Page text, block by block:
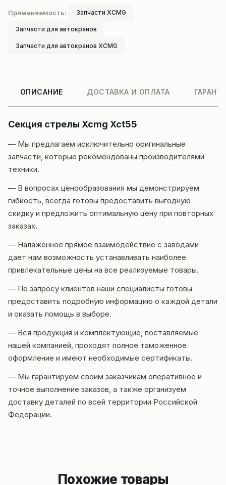
Применяемость: Запчасти XCMG
Запчасти для автокранов
Запчасти для автокранов XCMG
ОПИСАНИЕ ДОСТАВКА И ОПЛАТА
Секция стрелы Xcmg Xct55
— Мы предлагаем исключительно оригинальные
запчасти, которые рекомендованы производителями
техники.
— В вопросах ценообразования мы демонстрируем
гибкость, всегда готовы предоставить выгодную
скидку и предложить оптимальную цену при повторных
заказах.
— Налаженное прямое взаимодействие с заводами
дает нам возможность устанавливать наиболее
привлекательные цены на все реализуемые товары.
— По запросу клиентов наши специалисты готовы
предоставить подробную информацию о каждой детали
и оказать помощь в выборе.
— Вся продукция и комплектующие, поставляемые
нашей компанией, проходят полное таможенное
оформление и имеют необходимые сертификаты.
— Мы гарантируем своим заказчикам оперативное и
точное выполнение заказов, а также организуем
доставку деталей по всей территории Российской
Федерации.
Похожие товары